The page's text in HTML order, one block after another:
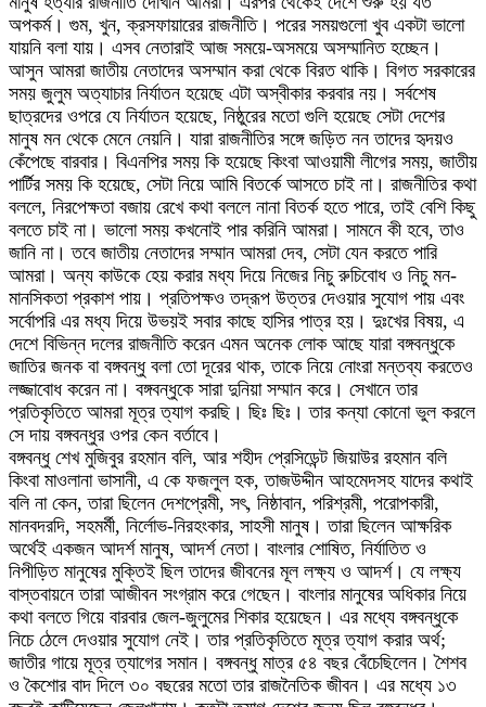
অপকর্ম। গুম, খুন, ক্রসফায়ারের রাজনীতি। পরের সময়গুলো খুব একটা ভালো
যায়নি বলা যায়। এসব নেতারাই আজ সময়ে-অসময়ে অসম্মানিত হচ্ছেন।
আসুন আমরা জাতীয় নেতাদের অসম্মান করা থেকে বিরত থাকি। বিগত সরকারের
সময় জুলুম অত্যাচার নির্যাতন হয়েছে এটা অস্বীকার করবার নয়। সর্বশেষ
ছাত্রদের ওপরে যে নির্যাতন হয়েছে, নিষ্ঠুরের মতো গুলি হয়েছে সেটা দেশের
মানুষ মন থেকে মেনে নেয়নি। যারা রাজনীতির সঙ্গে জড়িত নন তাদের হৃদয়ও
কেঁপেছে বারবার। বিএনপির সময় কি হয়েছে কিংবা আওয়ামী লীগের সময়, জাতীয়
পার্টির সময় কি হয়েছে, সেটা নিয়ে আমি বিতর্কে আসতে চাই না। রাজনীতির কথা
বললে, নিরপেক্ষতা বজায় রেখে কথা বললে নানা বিতর্ক হতে পারে, তাই বেশি কিছু
বলতে চাই না। ভালো সময় কখনোই পার করিনি আমরা। সামনে কী হবে, তাও
জানি না। তবে জাতীয় নেতাদের সম্মান আমরা দেব, সেটা যেন করতে পারি
আমরা। অন্য কাউকে হেয় করার মধ্য দিয়ে নিজের নিচু রুচিবোধ ও নিচু মন-
মানসিকতা প্রকাশ পায়। প্রতিপক্ষও তদ্রূপ উত্তর দেওয়ার সুযোগ পায় এবং
সর্বোপরি এর মধ্য দিয়ে উভয়ই সবার কাছে হাসির পাত্র হয়। দুঃখের বিষয়, এ
দেশে বিভিন্ন দলের রাজনীতি করেন এমন অনেক লোক আছে যারা বঙ্গবন্ধুকে
জাতির জনক বা বঙ্গবন্ধু বলা তো দূরের থাক, তাকে নিয়ে নোংরা মন্তব্য করতেও
লজ্জাবোধ করেন না। বঙ্গবন্ধুকে সারা দুনিয়া সম্মান করে। সেখানে তার
প্রতিকৃতিতে আমরা মূত্র ত্যাগ করছি। ছিঃ ছিঃ। তার কন্যা কোনো ভুল করলে
সে দায় বঙ্গবন্ধুর ওপর কেন বর্তাবে।
বঙ্গবন্ধু শেখ মুজিবুর রহমান বলি, আর শহীদ প্রেসিডেন্ট জিয়াউর রহমান বলি
কিংবা মাওলানা ভাসানী, এ কে ফজলুল হক, তাজউদ্দীন আহমেদসহ যাদের কথাই
বলি না কেন, তারা ছিলেন দেশপ্রেমী, সৎ, নিষ্ঠাবান, পরিশ্রমী, পরোপকারী,
মানবদরদি, সহমর্মী, নির্লোভ-নিরহংকার, সাহসী মানুষ। তারা ছিলেন আক্ষরিক
অর্থেই একজন আদর্শ মানুষ, আদর্শ নেতা। বাংলার শোষিত, নির্যাতিত ও
নিপীড়িত মানুষের মুক্তিই ছিল তাদের জীবনের মূল লক্ষ্য ও আদর্শ। যে লক্ষ্য
বাস্তবায়নে তারা আজীবন সংগ্রাম করে গেছেন। বাংলার মানুষের অধিকার নিয়ে
কথা বলতে গিয়ে বারবার জেল-জুলুমের শিকার হয়েছেন। এর মধ্যে বঙ্গবন্ধুকে
নিচে ঠেলে দেওয়ার সুযোগ নেই। তার প্রতিকৃতিতে মূত্র ত্যাগ করার অর্থ;
জাতীর গায়ে মূত্র ত্যাগের সমান। বঙ্গবন্ধু মাত্র ৫৪ বছর বেঁচেছিলেন। শৈশব
ও কৈশোর বাদ দিলে ৩০ বছরের মতো তার রাজনৈতিক জীবন। এর মধ্যে ১৩